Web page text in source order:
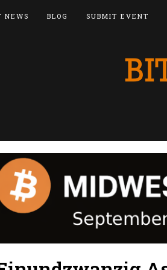
NEWS BLOG SUBMIT EVENT